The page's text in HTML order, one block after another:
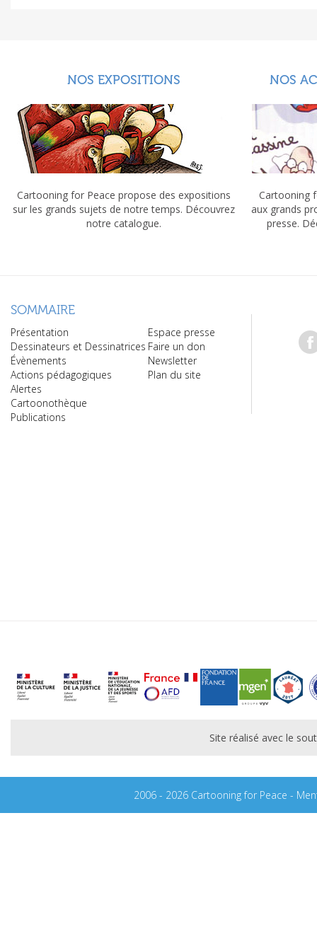
NOS EXPOSITIONS
Cartooning for Peace propose des expositions
sur les grands sujets de notre temps. Découvrez
notre catalogue.
NOS
Cartooning
aux grands
presse.
SOMMAIRE
Présentation
Dessinateurs et Dessinatrices
Évènements
Actions pédagogiques
Alertes
Cartoonothèque
Publications
Espace presse
Faire un don
Newsletter
Plan du site
Site réalisé avec le
2006 - 2026 Cartooning for Peace -